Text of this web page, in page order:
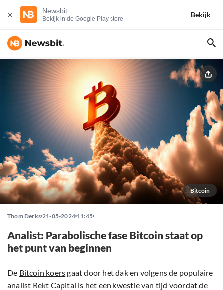
Newsbit
Bekijk in de Google Play store
Bekijk
Bitcoin
Thom Derks 21-05-2024 11:45
Analist: Parabolische fase Bitcoin staat op
het punt van beginnen
De Bitcoin koersgaat door het dak en volgens de populaire
analist Rekt Capital is het een kwestie van tijd voordat de